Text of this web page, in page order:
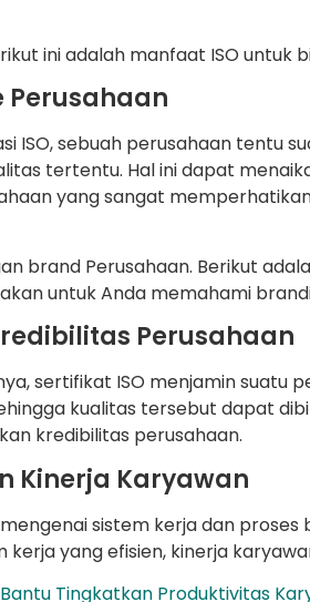
ini adalah manfaat ISO untuk
Perusahaan
ISO, sebuah perusahaan tentu
tertentu. Hal ini dapat
yang sangat
brand Perusahaan. Berikut
untuk Anda memahami
Perusahaan
sertifikat ISO menjamin suatu
kualitas tersebut dapat
kredibilitas perusahaan.
Kinerja Karyawan
sistem kerja dan proses
kerja yang efisien, kinerja
Tingkatkan Produktivitas